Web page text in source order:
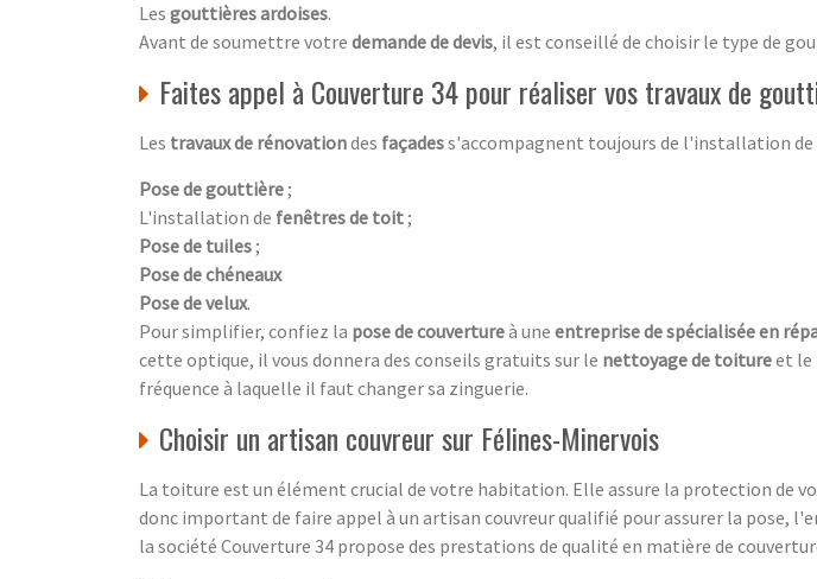
Les gouttières ardoises.
Avant de soumettre votre demande de devis, il est conseillé de choisir le type de
Faites appel à Couverture 34 pour réaliser vos travaux de
Les travaux de rénovationdes façadess'accompagnent toujours de l'installation
Pose de gouttière;
L'installation de fenêtres de toit;
Pose de tuiles;
Pose de chéneaux
Pose de velux.
Pour simplifier, confiez la pose de couvertureà une entreprise de spécialisée en
cette optique, il vous donnera des conseils gratuits sur le nettoyage de toitureet le
fréquence à laquelle il faut changer sa zinguerie.
Choisir un artisan couvreur sur Félines-Minervois
La toiture est un élément crucial de votre habitation. Elle assure la protection de
donc important de faire appel à un artisan couvreur qualifié pour assurer la
la société Couverture 34 propose des prestations de qualité en matière de